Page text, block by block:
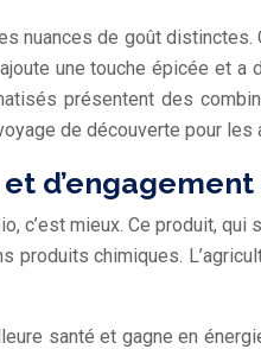
de goût
une touche épicée et
présentent des
de découverte pour les
c’est mieux. Ce produit,
chimiques.
santé et gagne en